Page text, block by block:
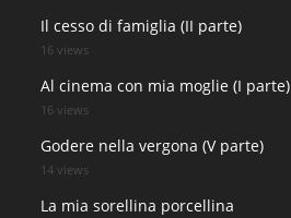
Il cesso di famiglia (II parte)
16 views
Al cinema con mia moglie (I parte)
16 views
Godere nella vergona (V parte)
14 views
La mia sorellina porcellina